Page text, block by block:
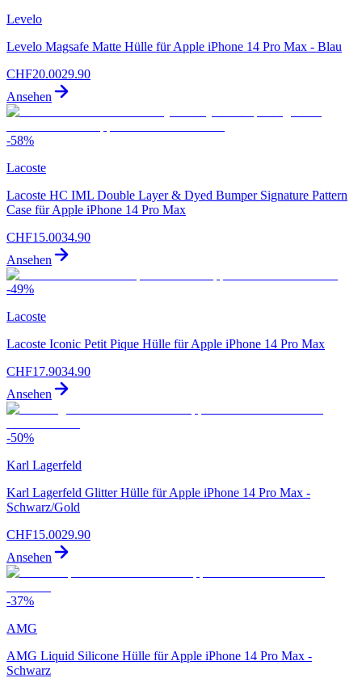
Levelo
Levelo Magsafe Matte Hülle für Apple iPhone 14 Pro Max - Blau
CHF20.0029.90
Ansehen
-58%
Lacoste
Lacoste HC IML Double Layer & Dyed Bumper Signature Pattern
Case für Apple iPhone 14 Pro Max
CHF15.0034.90
Ansehen
-49%
Lacoste
Lacoste Iconic Petit Pique Hülle für Apple iPhone 14 Pro Max
CHF17.9034.90
Ansehen
-50%
Karl Lagerfeld
Karl Lagerfeld Glitter Hülle für Apple iPhone 14 Pro Max -
Schwarz/Gold
CHF15.0029.90
Ansehen
-37%
AMG
AMG Liquid Silicone Hülle für Apple iPhone 14 Pro Max -
Schwarz